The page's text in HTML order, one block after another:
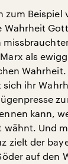
zum Beispiel
Wahrheit
als
Wahrheit.
sich ihr
kann,
wähnt. Und
zielt der
auf den